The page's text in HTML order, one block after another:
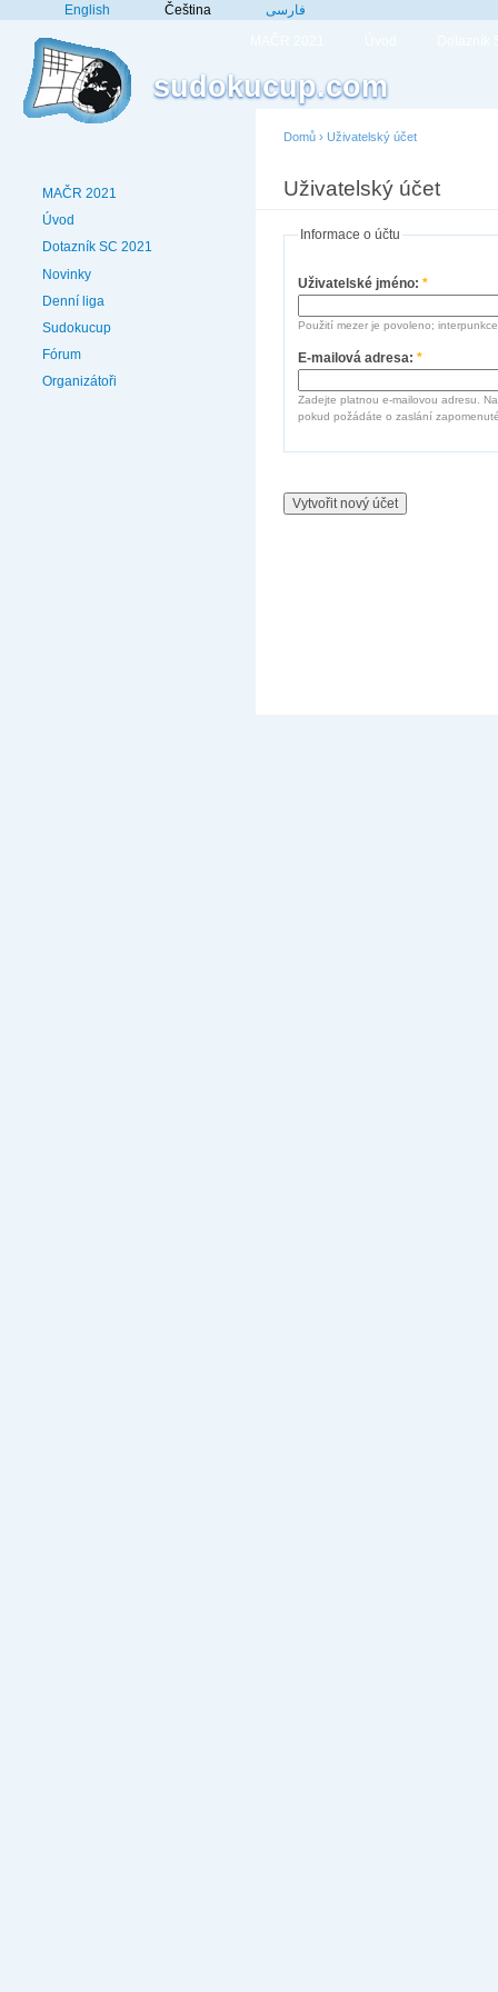
English Čeština فارسی
sudokucup.com
MAČR 2021
Úvod
Dotazník SC 2021
Novinky
Denní liga
Sudokucup
Fórum
Organizátoři
Domů › Uživatelský účet
Uživatelský účet
Informace o účtu
Uživatelské jméno: *
Použití mezer je povoleno;
E-mailová adresa: *
Zadejte platnou e-mailovou adresu.
pokud požádáte o zaslání